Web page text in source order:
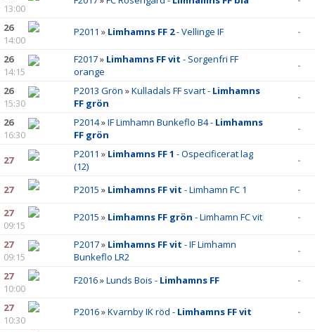
13:00
26
14:00
P2011 » Limhamns FF 2- Vellinge IF -
26
14:15
F2017» Limhamns FF vit - Sorgenfri FF
orange
-
26
15:30
P2013 Grön »Kulladals FF svart - Limhamns
FF grön
-
26
16:30
P2014»IF Limhamn Bunkeflo B4 - Limhamns
FF grön
-
27 P2011 » Limhamns FF 1 - Ospecificerat lag
(12)
-
27 P2015 » Limhamns FF vit - Limhamn FC 1
-
27
09:15
P2015 » Limhamns FF grön - Limhamn FC vit -
27
09:15
P2017» Limhamns FF vit - IF Limhamn
Bunkeflo LR2
-
27
10:00
F2016»Lunds Bois - Limhamns FF -
27
10:30
P2016»Kvarnby IK röd - Limhamns FF vit -